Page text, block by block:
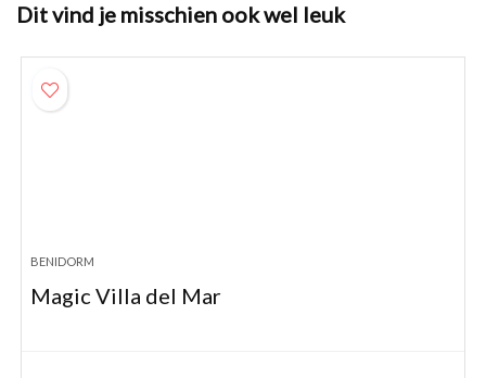
Dit vind je misschien ook wel leuk
BENIDORM
Magic Villa del Mar